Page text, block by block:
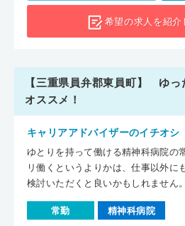
希望の求人を紹介
【三重県員弁郡東員町】 ゆっ
オススメ！
キャリアアドバイザーのイチオシ
ゆとりを持って働ける精神科病院の
リ働くというよりかは、仕事以外に
検討いただくと良いかもしれません。
常勤 精神科病院